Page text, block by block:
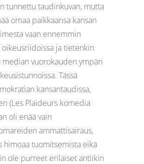
tunnettu taudinkuvan, mutta
omaa paikkaansa kansan
vaan ennemmin
oikeusriidoissa ja tietenkin
median vuorokauden ympäri
Tässä
kansantaudissa,
(Les Plaideurs komedia
oli enää vain
ammattisairaus,
himoaa tuomitsemista eikä
ole purreet erilaiset antiikin